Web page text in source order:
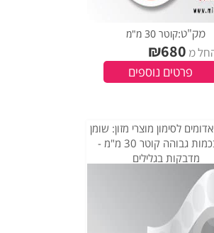
מק"ט:קוטר 30 מ"מ
מ ₪680
פרטים נוספים
לסימון מוצרי מזון: שומן
רווי בכמות גבוהה קוטר 30 מ"מ -
מדבקות בגלילים